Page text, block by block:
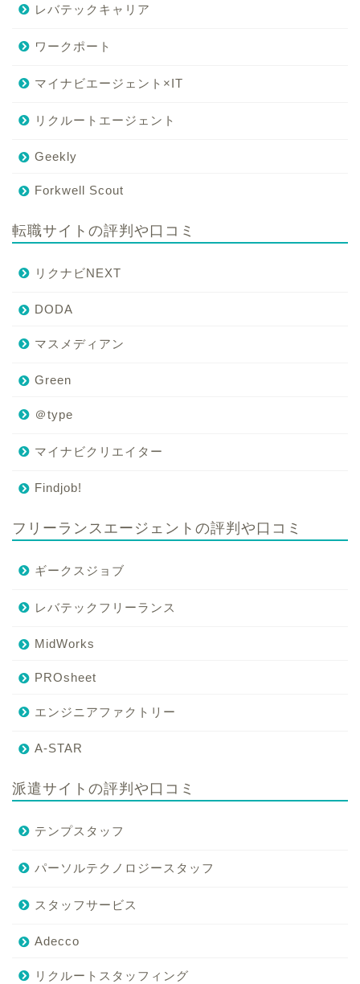
レバテックキャリア
ワークポート
マイナビエージェント×IT
リクルートエージェント
Geekly
Forkwell Scout
転職サイトの評判や口コミ
リクナビNEXT
DODA
マスメディアン
Green
＠type
マイナビクリエイター
Findjob!
フリーランスエージェントの評判や口コミ
ギークスジョブ
レバテックフリーランス
MidWorks
PROsheet
エンジニアファクトリー
A-STAR
派遣サイトの評判や口コミ
テンプスタッフ
パーソルテクノロジースタッフ
スタッフサービス
Adecco
リクルートスタッフィング